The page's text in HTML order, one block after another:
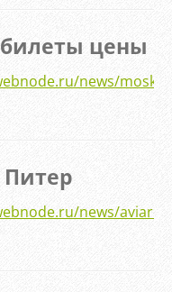
цены
news/
news/